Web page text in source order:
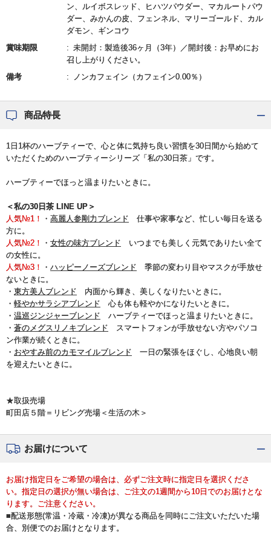
ン、ルイボスレッド、ヒハツパウダー、マカルートパウ
ダー、みかんの皮、フェンネル、マリーゴールド、カル
ダモン、ギンコウ
賞味期限
未開封：製造後36ヶ月（3年）／開封後：お早めにお
召し上がりください。
備考
ノンカフェイン（カフェイン0.00％）
商品特長
1日1杯のハーブティーで、心と体に気持ち良い習慣を30日間から始めて
いただくためのハーブティーシリーズ「私の30日茶」です。
ハーブティーでほっと温まりたいときに。
＜私の30日茶 LINE UP＞
人気№1！
・ 高麗人参剛力ブレンド 仕事や家事など、忙しい毎日を送る
方に。
人気№2！
・ 女性の味方ブレンド いつまでも美しく元気でありたい全て
の女性に。
人気№3！
・ ハッピーノーズブレンド 季節の変わり目やマスクが手放せ
ないときに。
・ 東方美人ブレンド 内面から輝き、美しくなりたいときに。
・ 軽やかサラシアブレンド 心も体も軽やかになりたいときに。
・ 温巡ジンジャーブレンド ハーブティーでほっと温まりたいときに。
・ 蒼のメグスリノキブレンド スマートフォンが手放せない方やパソコ
ン作業が続くときに。
・ おやすみ前のカモマイルブレンド 一日の緊張をほぐし、心地良い朝
を迎えたいときに。
★取扱売場
町田店５階＝リビング売場＜生活の木＞
お届けについて
お届け指定日をご希望の場合は、必ずご注文時に指定日を選択くださ
い。指定日の選択が無い場合は、ご注文の1週間から10日でのお届けとな
ります。ご注意ください。
■配送形態(常温・冷蔵・冷凍)が異なる商品を同時にご注文いただいた場
合、別便でのお届けとなります。